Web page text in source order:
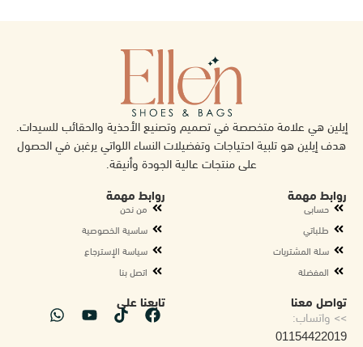
إيلين هي علامة متخصصة في تصميم وتصنيع الأحذية والحقائب للسيدات.
هدف إيلين هو تلبية احتياجات وتفضيلات النساء اللواتي يرغبن في الحصول
على منتجات عالية الجودة وأنيقة.
روابط مهمة
حسابى
طلباتي
سلة المشتريات
المفضلة
روابط مهمة
من نحن
ساسية الخصوصية
سياسة الإسترجاع
اتصل بنا
تواصل معنا
>> واتساب:
01154422019
تابعنا على